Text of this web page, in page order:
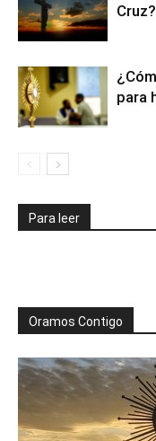
Cruz?
para
Para leer
Oramos Contigo